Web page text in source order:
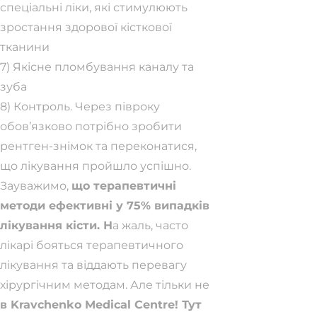
спеціальні ліки, які стимулюють
зростання здорової кісткової
тканини
7) Якісне пломбування каналу та
зуба
8) Контроль. Через півроку
обов’язково потрібно зробити
рентген-знімок та переконатися,
що лікування пройшло успішно.
Зауважимо, що терапевтичні
методи ефективні у 75% випадків
лікування кісти. На жаль, часто
лікарі бояться терапевтичного
лікування та віддають перевагу
хірургічним методам. Але тільки не
в Kravchenko Medical Centre! Тут